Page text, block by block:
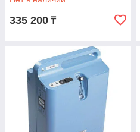
335 200 ₸